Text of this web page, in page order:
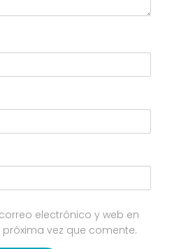
electrónico y web en
vez que comente.